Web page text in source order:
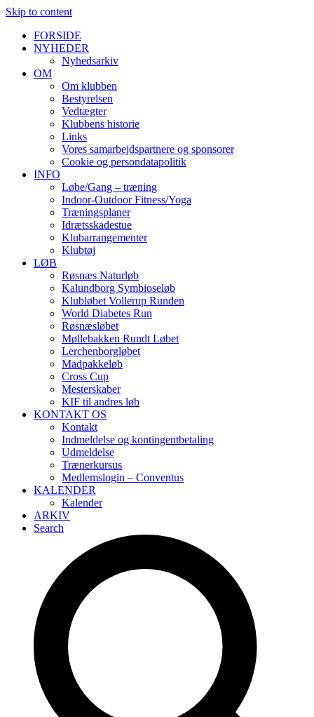
Skip to content
FORSIDE
NYHEDER
Nyhedsarkiv
OM
Om klubben
Bestyrelsen
Vedtægter
Klubbens historie
Links
Vores samarbejdspartnere og sponsorer
Cookie og persondatapolitik
INFO
Løbe/Gang – træning
Indoor-Outdoor Fitness/Yoga
Træningsplaner
Idrætsskadestue
Klubarrangementer
Klubtøj
LØB
Røsnæs Naturløb
Kalundborg Symbioseløb
Klubløbet Vollerup Runden
World Diabetes Run
Røsnæsløbet
Møllebakken Rundt Løbet
Lerchenborgløbet
Madpakkeløb
Cross Cup
Mesterskaber
KIF til andres løb
KONTAKT OS
Kontakt
Indmeldelse og kontingentbetaling
Udmeldelse
Trænerkursus
Medlemslogin – Conventus
KALENDER
Kalender
ARKIV
Search